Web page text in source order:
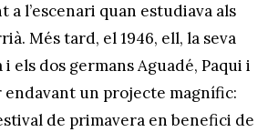
l’escenari quan estudiava als
Més tard, el 1946, ell, la seva
els dos germans Aguadé, Paqui i
endavant un projecte magnífic:
de primavera en benefici de